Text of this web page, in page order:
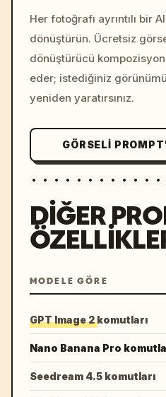
Her fotoğrafı ayrıntılı bir
dönüştürün. Ücretsiz
dönüştürücü
eder; istediğiniz
yeniden yaratırsınız.
GÖRSELI
DIĞER
MODELE GÖRE
GPT Image 2 komutları
Nano Banana Pro
Seedream 4.5 komutları